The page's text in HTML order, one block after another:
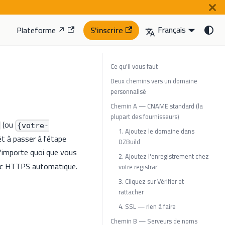
Plateforme ↗ S'inscrire Français
(ou {votre-
à passer à l'étape
quoi que vous
HTTPS automatique.
Ce qu'il vous faut
Deux chemins vers un domaine
personnalisé
Chemin A — CNAME standard (la
plupart des fournisseurs)
1. Ajoutez le domaine dans
DZBuild
2. Ajoutez l'enregistrement chez
votre registrar
3. Cliquez sur Vérifier et
rattacher
4. SSL — rien à faire
Chemin B — Serveurs de noms